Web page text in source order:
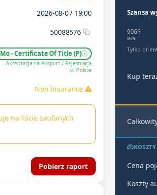
2026-08-07 19:00
50088576
Mo - Certificate Of Title (P)
Akceptacja na eksport / Rejestracja
w Polsce
Non Insurance
na liście zaufanych
Pobierz raport
Szansa
906$
MIN
Tylko
Kup
Cena
Koszty